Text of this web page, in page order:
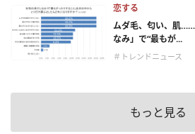
恋する
ムダ毛、匂い、肌
なみ」で“最もが...
＃トレンドニュース
もっと見る